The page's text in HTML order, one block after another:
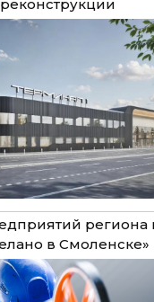
региона
в Смоленске»